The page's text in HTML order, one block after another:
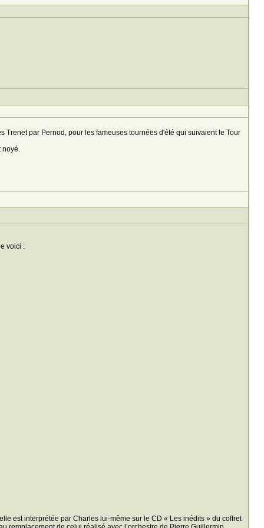
par Pernod, pour les fameuses tournées d'été qui suivaient le Tour
noyé.
voici :
est interprétée par Charles lui-même sur le CD « Les inédits » du coffret